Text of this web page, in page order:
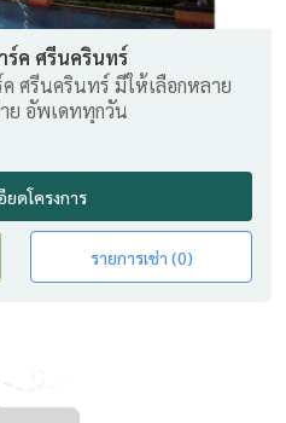
ร์ค ศรีนครินทร์
ศรีนครินทร์ มีให้เลือกหลาย
ย อัพเดททุกวัน
ยดโครงการ
รายการเช่า (0)